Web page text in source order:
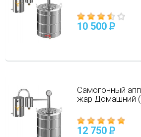
10 500 P
Самогонный
жар Домашний
12 750 P